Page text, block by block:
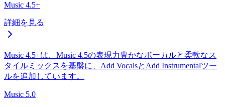
Music 4.5+
詳細を見る
Music 4.5+は、Music 4.5の表現力豊かなボーカルと柔軟なス
タイルミックスを基盤に、Add VocalsとAdd Instrumentalツー
ルを追加しています。
Music 5.0